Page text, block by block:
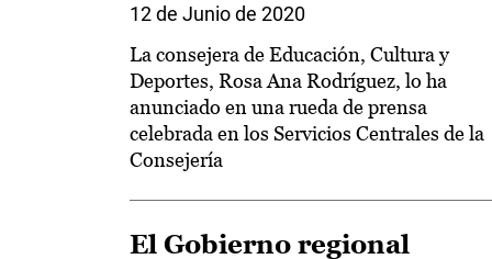
12 de Junio de 2020
La consejera de Educación, Cultura y
Deportes, Rosa Ana Rodríguez, lo ha
anunciado en una rueda de prensa
celebrada en los Servicios Centrales de la
Consejería
El Gobierno regional